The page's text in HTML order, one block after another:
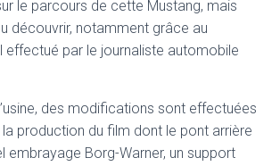
le parcours de cette Mustang, mais
découvrir, notamment grâce au
effectué par le journaliste automobile
des modifications sont effectuées
production du film dont le pont arrière
embrayage Borg-Warner, un support